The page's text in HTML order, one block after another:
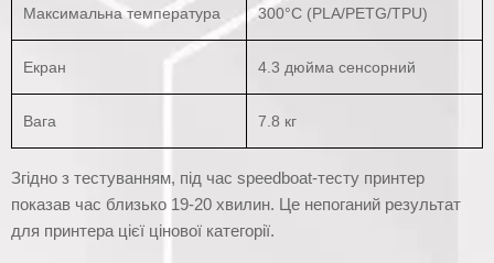
Максимальна температура 300°C (PLA/PETG/TPU)
Екран 4.3 дюйма сенсорний
Вага 7.8 кг
Згідно з тестуванням, під час speedboat-тесту принтер
показав час близько 19-20 хвилин. Це непоганий результат
для принтера цієї цінової категорії.